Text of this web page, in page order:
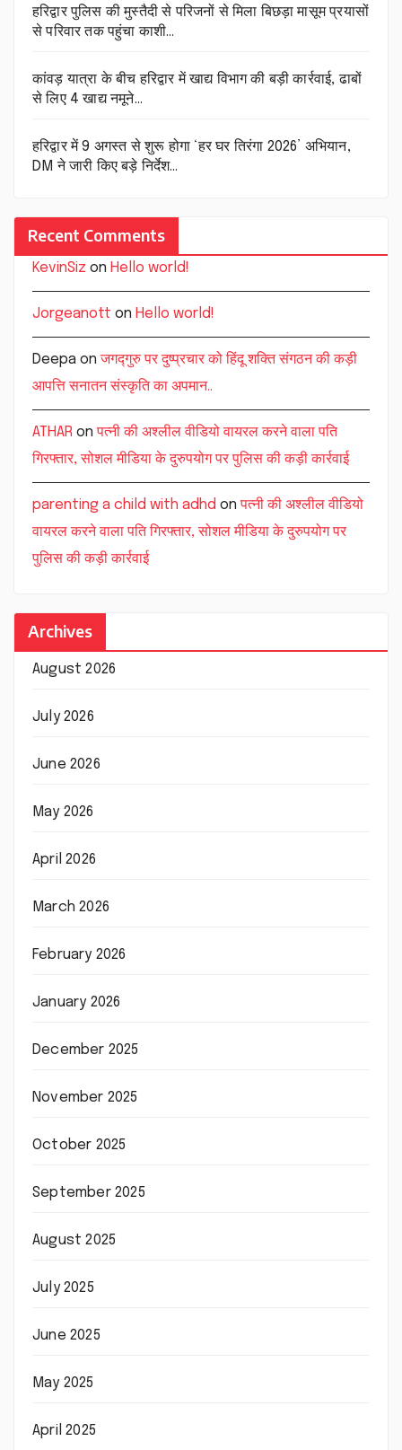
हरिद्वार पुलिस की मुस्तैदी से परिजनों से मिला बिछड़ा मासूम प्रयासों
से परिवार तक पहुंचा काशी…
कांवड़ यात्रा के बीच हरिद्वार में खाद्य विभाग की बड़ी कार्रवाई, ढाबों
से लिए 4 खाद्य नमूने…
हरिद्वार में 9 अगस्त से शुरू होगा ‘हर घर तिरंगा 2026’ अभियान,
DM ने जारी किए बड़े निर्देश…
Recent Comments
KevinSiz on Hello world!
Jorgeanott on Hello world!
Deepa onजगद्गुरु पर दुष्प्रचार को हिंदू शक्ति संगठन की कड़ी
आपत्ति सनातन संस्कृति का अपमान..
ATHAR onपत्नी की अश्लील वीडियो वायरल करने वाला पति
गिरफ्तार, सोशल मीडिया के दुरुपयोग पर पुलिस की कड़ी कार्रवाई
parenting a child with adhd onपत्नी की अश्लील वीडियो
वायरल करने वाला पति गिरफ्तार, सोशल मीडिया के दुरुपयोग पर
पुलिस की कड़ी कार्रवाई
Archives
August 2026
July 2026
June 2026
May 2026
April 2026
March 2026
February 2026
January 2026
December 2025
November 2025
October 2025
September 2025
August 2025
July 2025
June 2025
May 2025
April 2025